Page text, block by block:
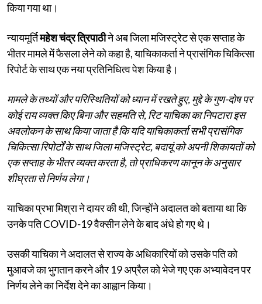
किया गया था।
न्यायमूर्तिमहेश चंद्र त्रिपाठीने अब जिला मजिस्ट्रेट से एक सप्ताह के
भीतर मामले में फैसला लेने को कहा है, याचिकाकर्ता ने प्रासंगिक चिकित्सा
रिपोर्ट के साथ एक नया प्रतिनिधित्व पेश किया है।
मामले के तथ्यों और परिस्थितियों को ध्यान में रखते हुए, मुद्दे के गुण-दोष पर
कोई राय व्यक्त किए बिना और सहमति से, रिट याचिका का निपटारा इस
अवलोकन के साथ किया जाता है कि यदि याचिकाकर्ता सभी प्रासंगिक
चिकित्सा रिपोर्टों के साथ जिला मजिस्ट्रेट, बदायूं को अपनी शिकायतों को
एक सप्ताह के भीतर व्यक्त करता है, तो प्राधिकरण कानून के अनुसार
शीघ्रता से निर्णय लेगा।
याचिका प्रभा मिश्रा ने दायर की थी, जिन्होंने अदालत को बताया था कि
उनके पति COVID-19 वैक्सीन लेने के बाद अंधे हो गए थे।
उसकी याचिका ने अदालत से राज्य के अधिकारियों को उसके पति को
मुआवजे का भुगतान करने और 19 अप्रैल को भेजे गए एक अभ्यावेदन पर
निर्णय लेने का निर्देश देने का आह्वान किया।